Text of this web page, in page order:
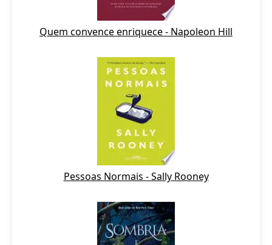
Quem convence enriquece - Napoleon Hill
Pessoas Normais - Sally Rooney